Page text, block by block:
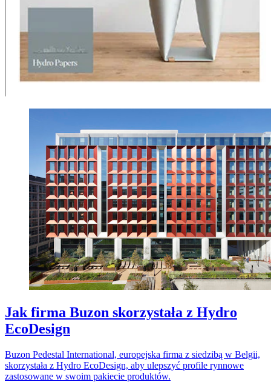
Jak firma Buzon skorzystała z Hydro
EcoDesign
Buzon Pedestal International, europejska firma z siedzibą w Belgii,
skorzystała z Hydro EcoDesign, aby ulepszyć profile rynnowe
zastosowane w swoim pakiecie produktów.